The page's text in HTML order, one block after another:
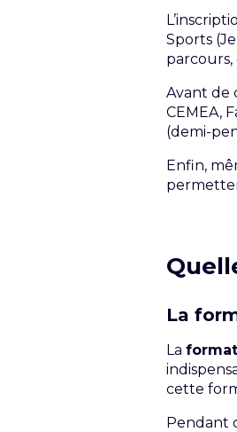
Sports (
parcours,
Avant de
CEMEA,
(demi-
Enfin,
La
La
cette
Pendant